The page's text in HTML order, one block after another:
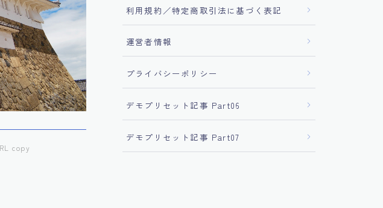
copy
利用規約／特定商取引法に基づく表記
運営者情報
プライバシーポリシー
デモプリセット記事 Part06
デモプリセット記事 Part07